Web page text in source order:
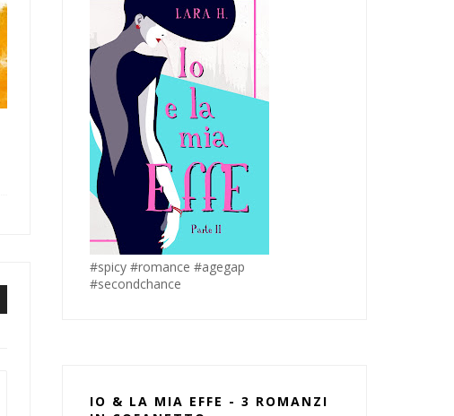
#spicy #romance #agegap
#secondchance
IO & LA MIA EFFE - 3 ROMANZI